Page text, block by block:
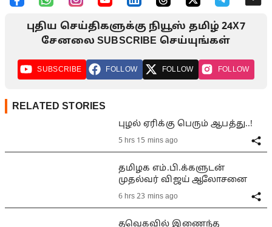
புதிய செய்திகளுக்கு நியூஸ் தமிழ் 24X7
சேனலை SUBSCRIBE செய்யுங்கள்
SUBSCRIBE FOLLOW FOLLOW FOLLOW
RELATED STORIES
புழல் ஏரிக்கு பெரும் ஆபத்து..!
5 hrs 15 mins ago
தமிழக எம்.பி.க்களுடன்
முதல்வர் விஜய் ஆலோசனை
6 hrs 23 mins ago
தவெகவில் இணைந்த